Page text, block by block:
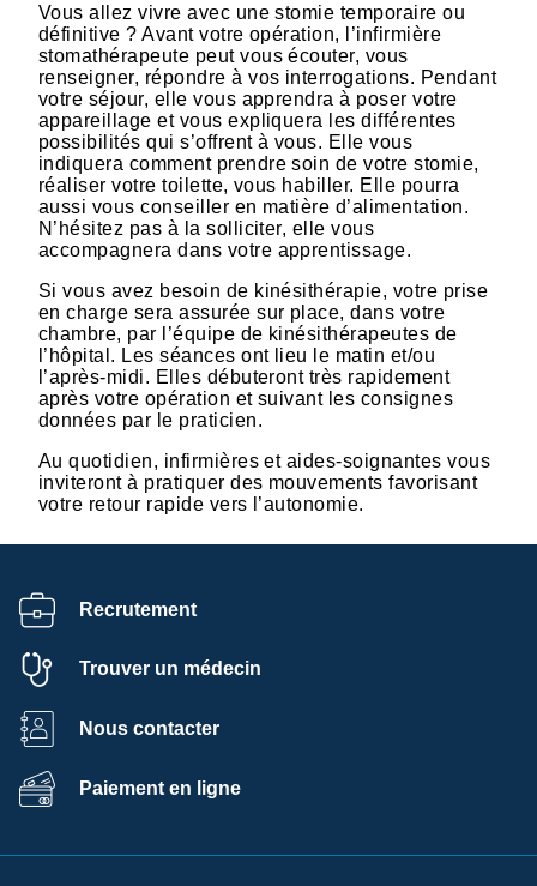
Vous allez vivre avec une stomie temporaire ou
définitive ? Avant votre opération, l’infirmière
stomathérapeute peut vous écouter, vous
renseigner, répondre à vos interrogations. Pendant
votre séjour, elle vous apprendra à poser votre
appareillage et vous expliquera les différentes
possibilités qui s’offrent à vous. Elle vous
indiquera comment prendre soin de votre stomie,
réaliser votre toilette, vous habiller. Elle pourra
aussi vous conseiller en matière d’alimentation.
N’hésitez pas à la solliciter, elle vous
accompagnera dans votre apprentissage.
Si vous avez besoin de kinésithérapie, votre prise
en charge sera assurée sur place, dans votre
chambre, par l’équipe de kinésithérapeutes de
l’hôpital. Les séances ont lieu le matin et/ou
l’après-midi. Elles débuteront très rapidement
après votre opération et suivant les consignes
données par le praticien.
Au quotidien, infirmières et aides-soignantes vous
inviteront à pratiquer des mouvements favorisant
votre retour rapide vers l’autonomie.
Recrutement
Trouver un médecin
Nous contacter
Paiement en ligne